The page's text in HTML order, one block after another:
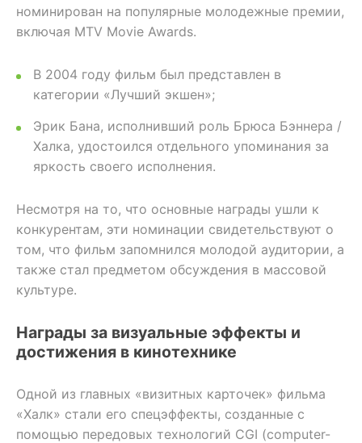
номинирован на популярные молодежные премии,
включая MTV Movie Awards.
В 2004 году фильм был представлен в
категории «Лучший экшен»;
Эрик Бана, исполнивший роль Брюса Бэннера /
Халка, удостоился отдельного упоминания за
яркость своего исполнения.
Несмотря на то, что основные награды ушли к
конкурентам, эти номинации свидетельствуют о
том, что фильм запомнился молодой аудитории, а
также стал предметом обсуждения в массовой
культуре.
Награды за визуальные эффекты и
достижения в кинотехнике
Одной из главных «визитных карточек» фильма
«Халк» стали его спецэффекты, созданные с
помощью передовых технологий CGI (computer-